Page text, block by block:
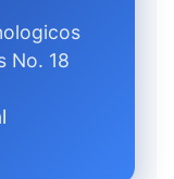
No. 18